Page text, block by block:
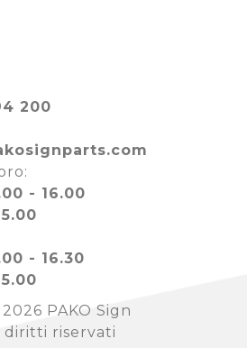
200
- 16.00
- 16.30
PAKO Sign
diritti riservati